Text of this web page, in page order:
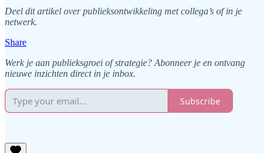
Deel dit artikel over publieksontwikkeling met collega’s of in je
netwerk.
Share
Werk je aan publieksgroei of strategie? Abonneer je en ontvang
nieuwe inzichten direct in je inbox.
Subscribe